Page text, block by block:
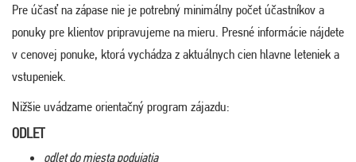
Pre účasť na zápase nie je potrebný minimálny počet účastníkov a
ponuky pre klientov pripravujeme na mieru. Presné informácie nájdete
v cenovej ponuke, ktorá vychádza z aktuálnych cien hlavne leteniek a
vstupeniek.
Nižšie uvádzame orientačný program zájazdu:
ODLET
odlet do miesta podujatia